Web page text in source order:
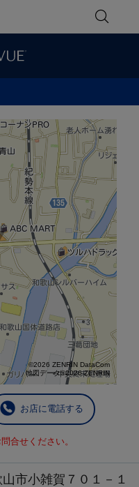
©2026 ZENRIN DataCom
地図データ©2026 ZENRIN
お店に電話する
合せください。
市小雑賀７０１－１